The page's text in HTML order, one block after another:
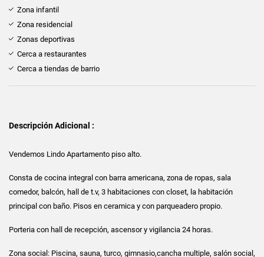
Zona infantil
Zona residencial
Zonas deportivas
Cerca a restaurantes
Cerca a tiendas de barrio
Descripción Adicional :
Vendemos Lindo Apartamento piso alto.
Consta de cocina integral con barra americana, zona de ropas, sala
comedor, balcón, hall de t.v, 3 habitaciones con closet, la habitación
principal con baño. Pisos en ceramica y con parqueadero propio.
Porteria con hall de recepción, ascensor y vigilancia 24 horas.
Zona social: Piscina, sauna, turco, gimnasio,cancha multiple, salón social,